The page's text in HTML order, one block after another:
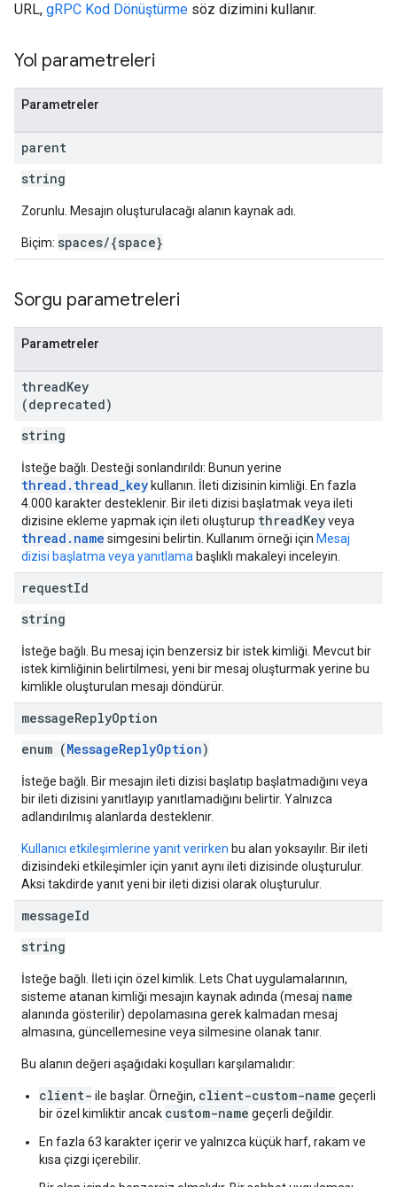
URL, gRPC Kod Dönüştürme söz dizimini kullanır.
Yol parametreleri
Parametreler
parent
string
Zorunlu. Mesajın oluşturulacağı alanın kaynak adı.
Biçim: spaces/{space}
Sorgu parametreleri
Parametreler
threadKey
(deprecated)
string
İsteğe bağlı. Desteği sonlandırıldı: Bunun yerine
thread.thread_key kullanın. İleti dizisinin kimliği. En fazla
4.000 karakter desteklenir. Bir ileti dizisi başlatmak veya ileti
dizisine ekleme yapmak için ileti oluşturup threadKeyveya
thread.name simgesini belirtin. Kullanım örneği için Mesaj
dizisi başlatma veya yanıtlama başlıklı makaleyi inceleyin.
requestId
string
İsteğe bağlı. Bu mesaj için benzersiz bir istek kimliği. Mevcut bir
istek kimliğinin belirtilmesi, yeni bir mesaj oluşturmak yerine bu
kimlikle oluşturulan mesajı döndürür.
messageReplyOption
enum (MessageReplyOption)
İsteğe bağlı. Bir mesajın ileti dizisi başlatıp başlatmadığını veya
bir ileti dizisini yanıtlayıp yanıtlamadığını belirtir. Yalnızca
adlandırılmış alanlarda desteklenir.
Kullanıcı etkileşimlerine yanıt verirken bu alan yoksayılır. Bir ileti
dizisindeki etkileşimler için yanıt aynı ileti dizisinde oluşturulur.
Aksi takdirde yanıt yeni bir ileti dizisi olarak oluşturulur.
messageId
string
İsteğe bağlı. İleti için özel kimlik. Lets Chat uygulamalarının,
sisteme atanan kimliği mesajın kaynak adında (mesaj name
alanında gösterilir) depolamasına gerek kalmadan mesaj
almasına, güncellemesine veya silmesine olanak tanır.
Bu alanın değeri aşağıdaki koşulları karşılamalıdır:
client- ile başlar. Örneğin, client-custom-name geçerli
bir özel kimliktir ancak custom-name geçerli değildir.
En fazla 63 karakter içerir ve yalnızca küçük harf, rakam ve
kısa çizgi içerebilir.